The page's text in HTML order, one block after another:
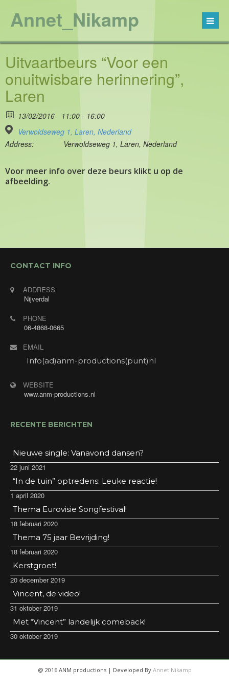
Annet_Nikamp
Uitvaartbeurs “Voor een
onuitwisbare herinnering”,
Laren
13/02/2016
11:00 - 16:00
Verwoldseweg 1, Laren, Nederland
Address:
Verwoldseweg 1, Laren, Nederland
Voor meer info over deze beurs klikt u op de
afbeelding.
CONTACT INFO
ADDRESS
Nijverdal
PHONE
06-4868-0665
EMAIL
Info(ad)anm-productions(punt)nl
WEBSITE
www.anm-productions.nl
RECENTE BERICHTEN
Nieuwe single: Vanavond dansen?
22 juni 2021
“In de tuin” optredens: Leuke reactie!
1 april 2020
Thema Eurovisie Songfestival!
18 februari 2020
Thema 75 jaar Bevrijding!
18 februari 2020
Kerstgroet!
20 december 2019
Vincent, de video!
31 oktober 2019
Met “Vincent” landelijk comeback!
30 oktober 2019
@ 2016 ANM productions | Developed By Annet Nikamp